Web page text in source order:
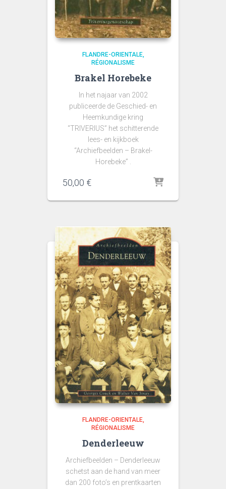
FLANDRE-ORIENTALE
RÉGIONALISME
Brakel Horebeke
In het najaar van 2002
publiceerde de Geschied- en
Heemkundige kring
“TRIVERIUS” het schitterende
lees- en kijkboek
“Archiefbeelden – Brakel-
Horebeke” .
50,00 €
FLANDRE-ORIENTALE
RÉGIONALISME
Denderleeuw
Archiefbeelden – Denderleeuw
schetst aan de hand van meer
dan 200 foto’s en prentkaarten